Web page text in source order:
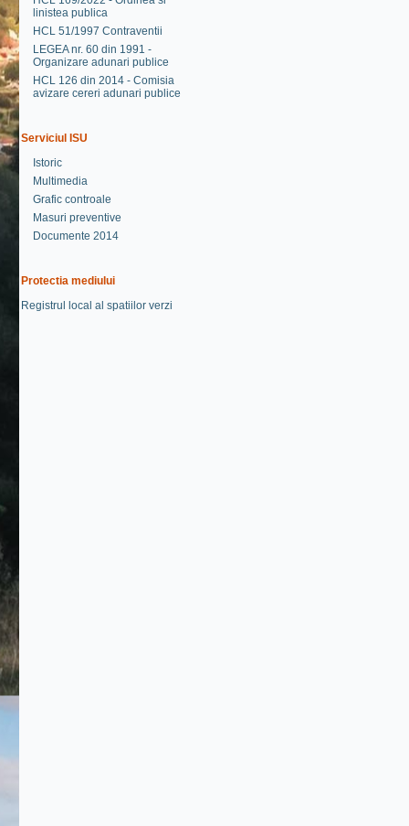
linistea publica
HCL 51/1997 Contraventii
LEGEA nr. 60 din 1991 -
Organizare adunari publice
HCL 126 din 2014 - Comisia
avizare cereri adunari publice
Serviciul ISU
Istoric
Multimedia
Grafic controale
Masuri preventive
Documente 2014
Protectia mediului
Registrul local al spatiilor verzi